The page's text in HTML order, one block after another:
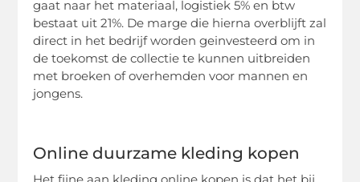
gaat naar het materiaal, logistiek 5% en btw
bestaat uit 21%. De marge die hierna overblijft zal
direct in het bedrijf worden geinvesteerd om in
de toekomst de collectie te kunnen uitbreiden
met broeken of overhemden voor mannen en
jongens.
Online duurzame kleding kopen